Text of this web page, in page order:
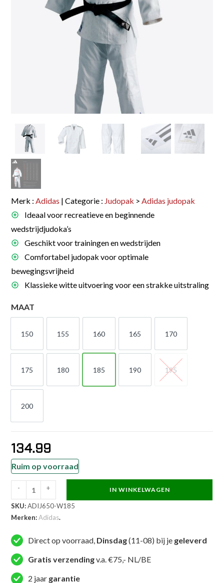
Merk :Adidas | Categorie : Judopak >Adidas judopak
Ideaal voor recreatieve en beginnende
wedstrijdjudoka’s
Geschikt voor trainingen en wedstrijden
Comfortabel judopak voor optimale
bewegingsvrijheid
Klassieke witte uitvoering voor een strakke uitstraling
MAAT
150
150
155
155
160
160
165
165
170
170
175
175
180
180
185
185
190
190
195
195
200
200
134.99
Ruim op voorraad
Judopak
-
J650
-
Wit
(ADIJ650-
- + IN WINKELWAGEN
SKU:ADIJ650-W185
Merken:Adidas.
Direct op voorraad, Dinsdag(11-08) bij je geleverd
Gratis verzendingv.a. €75,- NL/BE
2 jaar garantie